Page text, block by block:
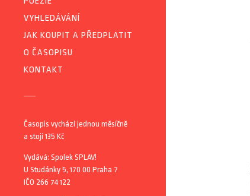
VYHLEDÁVÁNÍ
JAK KOUPIT A PŘEDPLATIT
O ČASOPISU
KONTAKT
Časopis vychází jednou měsíčně
a stojí 135 Kč
Vydává: Spolek SPLAV!
U Studánky 5, 170 00 Praha 7
IČO 266 74 122